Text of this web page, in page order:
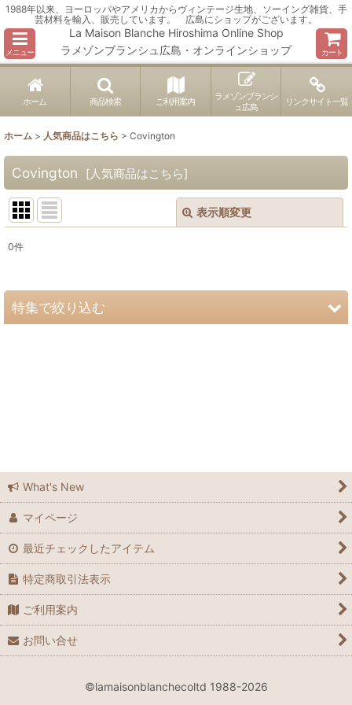
1988年以来、ヨーロッパやアメリカからヴィンテージ生地、ソーイング雑貨、手
芸材料を輸入、販売しています。 広島にショップがございます。
メニュー
La Maison Blanche Hiroshima Online Shop
ラメゾンブランシュ広島・オンラインショップ
カート
ホーム 商品検索 ご利用案内
ラメゾンブランシ
ュ広島
リンクサイト一覧
ホーム > 人気商品はこちら > Covington
Covington [人気商品はこちら]
表示順変更
並び順 :
0件
特集で絞り込む
Elizabeth Bradley
Grandma Moses
Laura Ashley
Waverly
many
What's New
マイページ
最近チェックしたアイテム
特定商取引法表示
ご利用案内
お問い合せ
©lamaisonblanchecoltd 1988-2026